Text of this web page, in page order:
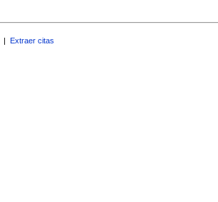
| Extraer citas